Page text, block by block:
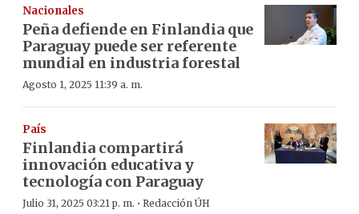
Nacionales
Peña defiende en Finlandia que
Paraguay puede ser referente
mundial en industria forestal
Agosto 1, 2025 11:39 a. m.
País
Finlandia compartirá
innovación educativa y
tecnología con Paraguay
Julio 31, 2025 03:21 p. m. · Redacción ÚH